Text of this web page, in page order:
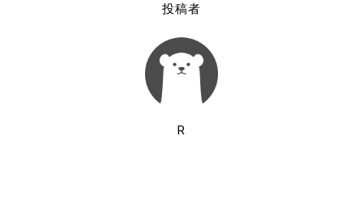
投稿者
R